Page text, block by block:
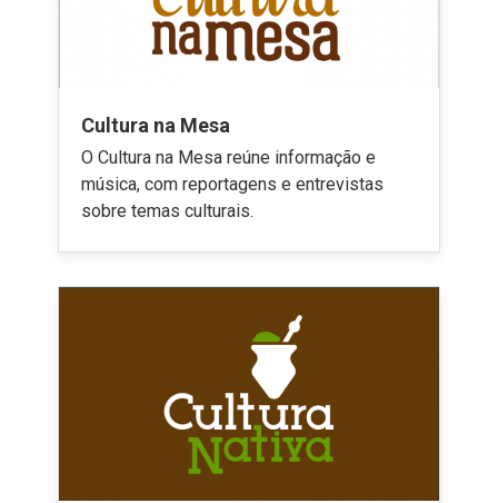
Cultura na Mesa
O Cultura na Mesa reúne informação e
música, com reportagens e entrevistas
sobre temas culturais.